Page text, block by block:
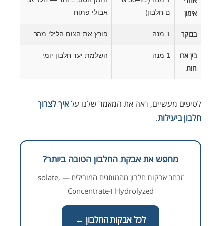
אימון
ם חלבון)
אבולי פתוח
בבוקר 1 מנה פורץ את הצום הלילי מהר
בין ארו
חות
1 מנה השלמת יעד חלבון יומי
לטיפים מעשיים, ראה את המאמר שלנו עלאיך לצרוך
חלבון ביעילות.
מחפש את אבקת החלבון הטובה ביותר?
מבחר אבקות חלבון מהמותגים המובילים — Isolate,
Hydrolyzed ו-Concentrate
לכל אבקות החלבון ←